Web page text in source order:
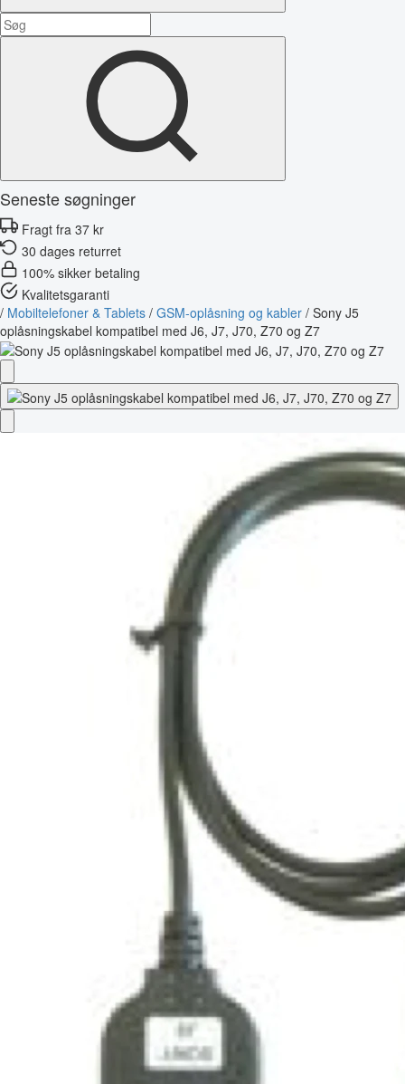
Seneste søgninger
Fragt fra 37 kr
30 dages returret
100% sikker betaling
Kvalitetsgaranti
/ Mobiltelefoner & Tablets / GSM-oplåsning og kabler / Sony J5
oplåsningskabel kompatibel med J6, J7, J70, Z70 og Z7